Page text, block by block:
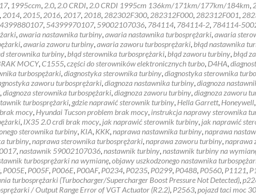
, 1995ccm, 2.0, 2.0 CRDI, 2.0 CRDI 1995cm 136km/171km/177km/184km,
, 2014, 2015, 2016, 2017, 2018, 282302F300, 282312F000, 282312F001,
, 54399970107, 59002107036, 784114, 784114-2, 784114-
,awaria nastawnika turbiny,awaria nastawnika turbosprężarki,awaria
,awaria zaworu turbiny,awaria zaworu turbosprężarki, błąd nastawnika
sterownika turbiny, błąd sterownika turbosprężarki, błąd zaworu turbiny, błąd
MOCY, C1555,części do sterowników elektronicznych turbo, D4HA,
turbospężarki,diagnostyka sterownika turbiny,diagnostyka sterownika
zaworu turbosprężarki,diagnoza nastawnika turbiny,diagnoza
,diagnoza sterownika turbospężarki,diagnoza zaworu turbiny,diagnoza zaworu
turbosprężarki, gdzie naprawić sterownik turbiny, Hella Garrett, Honeywell,
mocy, Hyundai Tucson problem brak mocy, instrukcja naprawy sterownika
, IX35 2.0 crdi brak mocy, jak naprawić sterownik turbiny, jak naprawić
sterownika turbiny, KIA, KKK,naprawa nastawnika turbiny,naprawa
turbiny,naprawa sterownika turbosprężarki,naprawa zaworu turbiny,naprawa
,nastawnik 59002107036,nastawnik turbiny,nastawnik turbiny na
turbosprężarki na wymianę,objawy uszkodzonego nastawnika
, P005E, P005F, P006E, P00AF, P0234, P0235, P0299, P0488, P0560, P1121,
turbosprężarki (Turbocharger/Supercharger Boost Pressure Not Detected),
/ Output Range Error of VGT Actuator (R2.2), P2563,pojazd taci moc